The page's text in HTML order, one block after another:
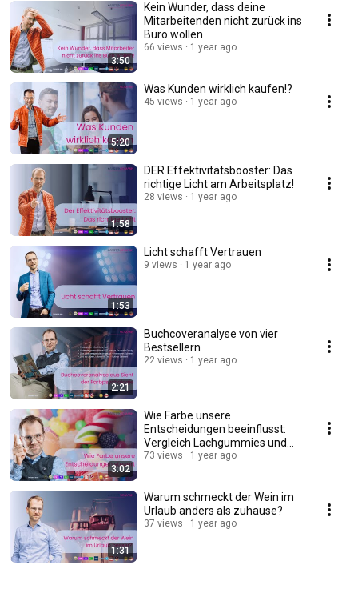
3:50
Kein Wunder, dass deine
Mitarbeitenden nicht zurück ins
Büro wollen
66 views 1 year ago
5:20
Was Kunden wirklich kaufen!?
45 views 1 year ago
1:58
DER Effektivitätsbooster: Das
richtige Licht am Arbeitsplatz!
28 views 1 year ago
1:53
Licht schafft Vertrauen
9 views 1 year ago
2:21
Buchcoveranalyse von vier
Bestsellern
22 views 1 year ago
3:02
Wie Farbe unsere
Entscheidungen beeinflusst:
Vergleich Lachgummies und
Napoleon
73 views 1 year ago
1:31
Warum schmeckt der Wein im
Urlaub anders als zuhause?
37 views 1 year ago